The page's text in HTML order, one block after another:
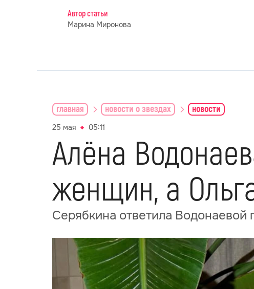
Автор статьи
Марина Миронова
главная новости о звездах новости
25 мая 05:11
Алёна
женщин, а
Серябкина ответила